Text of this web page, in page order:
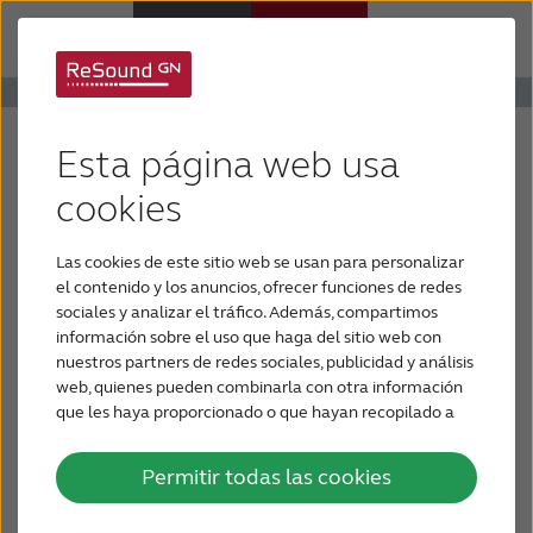
Esta página web usa
cookies
Las cookies de este sitio web se usan para personalizar
el contenido y los anuncios, ofrecer funciones de redes
sociales y analizar el tráfico. Además, compartimos
información sobre el uso que haga del sitio web con
nuestros partners de redes sociales, publicidad y análisis
web, quienes pueden combinarla con otra información
que les haya proporcionado o que hayan recopilado a
Permitir todas las cookies
Pérdida de audición
Soporte y cuidado
Por qué ReSound
CONTÁCTENOS
LATINOAMÉRICA
Aplicación para audífonos
ReSound Smart
Disponible para los audífonos ReSound
LiNX², ReSound ENZO², ReSound LiNX,
ReSound ENZO y ReSound Up Smart.
Permite crear y guardar configuraciones de
sonido favoritas